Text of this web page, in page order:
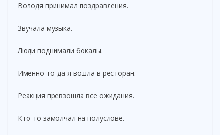
Володя принимал поздравления.
Звучала музыка.
Люди поднимали бокалы.
Именно тогда я вошла в ресторан.
Реакция превзошла все ожидания.
Кто-то замолчал на полуслове.